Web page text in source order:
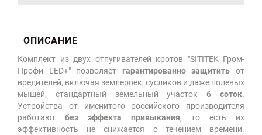
ОПИСАНИЕ
Комплект из двух отпугивателей кротов "SITITEK Гром-
Профи LED+" позволяет гарантированно защитить от
вредителей, включая землероек, сусликов и даже полевых
мышей, стандартный земельный участок6 соток.
Устройства от именитого российского производителя
работают без эффекта привыкания, то есть их
эффективность не снижается с течением времени.